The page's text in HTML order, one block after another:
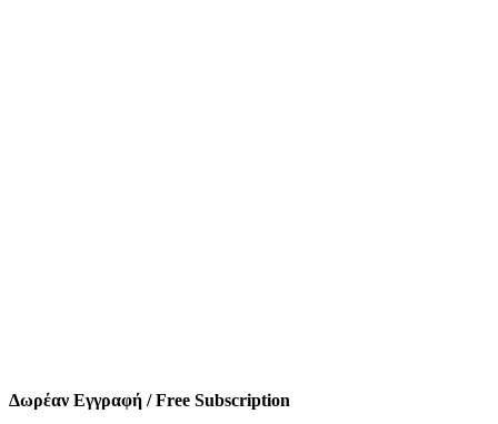
Δωρέαν Εγγραφή / Free Subscription